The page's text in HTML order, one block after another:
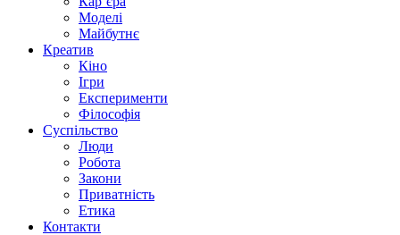
Моделі
Майбутнє
Креатив
Кіно
Ігри
Експерименти
Філософія
Суспільство
Люди
Робота
Закони
Приватність
Етика
Контакти